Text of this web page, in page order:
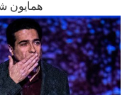
همایون